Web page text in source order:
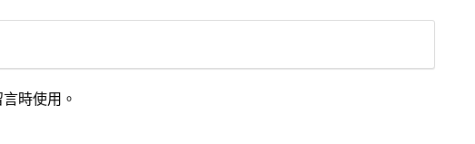
時使用。